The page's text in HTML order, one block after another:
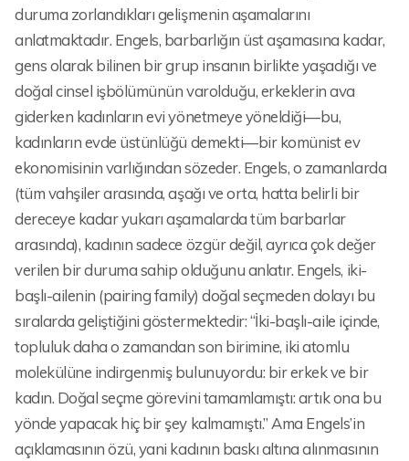
duruma zorlandıkları gelişmenin aşamalarını
anlatmaktadır. Engels, barbarlığın üst aşamasına kadar,
gens olarak bilinen bir grup insanın birlikte yaşadığı ve
doğal cinsel işbölümünün varolduğu, erkeklerin ava
giderken kadınların evi yönetmeye yöneldiği—bu,
kadınların evde üstünlüğü demekti—bir komünist ev
ekonomisinin varlığından sözeder. Engels, o zamanlarda
(tüm vahşiler arasında, aşağı ve orta, hatta belirli bir
dereceye kadar yukarı aşamalarda tüm barbarlar
arasında), kadının sadece özgür değil, ayrıca çok değer
verilen bir duruma sahip olduğunu anlatır. Engels, iki-
başlı-ailenin (pairing family) doğal seçmeden dolayı bu
sıralarda geliştiğini göstermektedir: “İki-başlı-aile içinde,
topluluk daha o zamandan son birimine, iki atomlu
molekülüne indirgenmiş bulunuyordu: bir erkek ve bir
kadın. Doğal seçme görevini tamamlamıştı: artık ona bu
yönde yapacak hiç bir şey kalmamıştı.” Ama Engels’in
açıklamasının özü, yani kadının baskı altına alınmasının